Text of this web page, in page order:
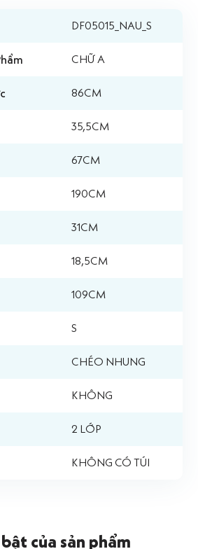
DF05015_NAU_S
CHỮ A
86CM
35,5CM
67CM
190CM
31CM
18,5CM
109CM
S
CHÉO NHUNG
KHÔNG
2 LỚP
KHÔNG CÓ TÚI
của sản phẩm